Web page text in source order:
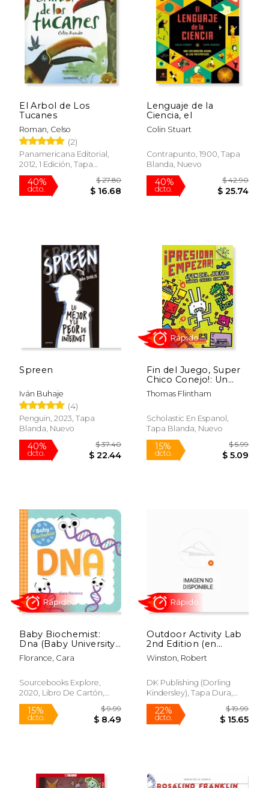
50%
dcto.
$ 43.28
$ 21.64
15%
dcto.
El Arbol de Los
Tucanes
Roman, Celso
(2)
Panamericana Editorial,
2012, 1 Edición, Tapa
Blanda, Nuevo
$ 27.80
Lenguaje de la
Ciencia, el
Colin Stuart
Contrapunto, 1900, Tapa
Blanda, Nuevo
Spreen
Iván Buhaje
(4)
Penguin, 2023, Tapa
Blanda, Nuevo
40%
dcto.
$ 37.40
Fin del Juego, Super
Chico Conejo!: Un
Libro de la Serie
Branches (Presiona
Libro de la Serie
Branches = Game
Boy!
Thomas Flintham
Scholastic En Espanol,
Tapa Blanda, Nuevo
15%
dcto.
Baby Biochemist:
Dna (Baby University)
(en Inglés)
Florance, Cara
Sourcebooks Explore,
2020, Libro De Cartón,
Nuevo
Outdoor Activity Lab
2nd Edition (en
Inglés)
Winston, Robert
DK Publishing (Dorling
Kindersley), Tapa Dura,
Nuevo